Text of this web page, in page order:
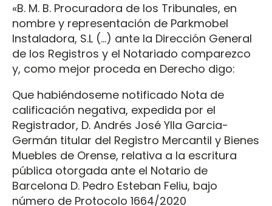
«B. M. B. Procuradora de los Tribunales, en
nombre y representación de Parkmobel
Instaladora, S.L (…) ante la Dirección General
de los Registros y el Notariado comparezco
y, como mejor proceda en Derecho digo:
Que habiéndoseme notificado Nota de
calificación negativa, expedida por el
Registrador, D. Andrés José Ylla Garcia-
Germán titular del Registro Mercantil y Bienes
Muebles de Orense, relativa a la escritura
pública otorgada ante el Notario de
Barcelona D. Pedro Esteban Feliu, bajo
número de Protocolo 1664/2020